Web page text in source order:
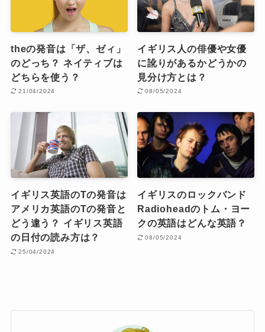
theの発音は「ザ、ゼィ」
のどっち？ ネイティブは
どちらを使う？
21/04/2024
イギリス人の俳優や女優
に訛りがあるかどうかの
見分け方とは？
08/05/2024
イギリス英語のTの発音は
アメリカ英語のTの発音と
どう違う？ イギリス英語
の日付の読み方は？
25/04/2024
イギリスのロックバンド
Radioheadのトム・ヨー
クの英語はどんな英語？
08/05/2024